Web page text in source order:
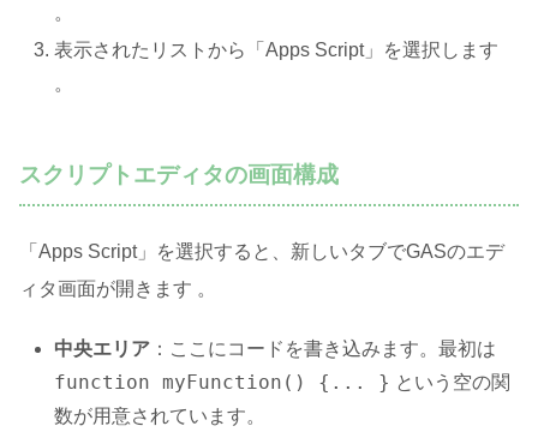
。
表示されたリストから「Apps Script」を選択します
。
スクリプトエディタの画面構成
「Apps Script」を選択すると、新しいタブでGASのエデ
ィタ画面が開きます 。
中央エリア ：ここにコードを書き込みます。最初は
function myFunction() {... } という空の関
数が用意されています。